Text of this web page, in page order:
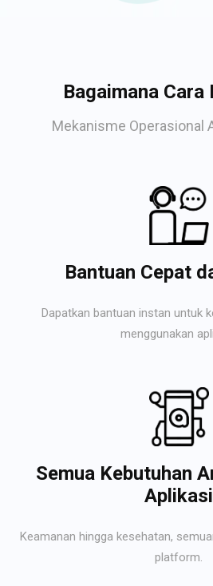
Bagaimana Cara
Mekanisme Operasional
Bantuan Cepat
Dapatkan bantuan instan untuk
menggunakan
Semua Kebutuhan
Aplikasi
Keamanan hingga kesehatan,
platform.